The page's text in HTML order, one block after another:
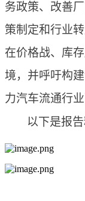
务政策、改善
策制定和行业
在价格战、库
境，并呼吁构建
力汽车流通行
以下是报告